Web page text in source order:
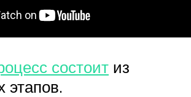
состоит из
этапов.